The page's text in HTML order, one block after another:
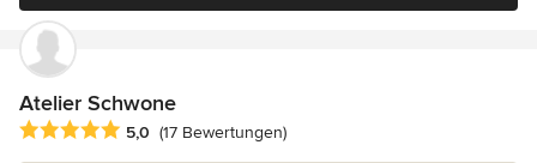
Atelier Schwone
Durchschnittliche Bewertung: 5 von 5 Sternen
5,0 (17 Bewertungen)